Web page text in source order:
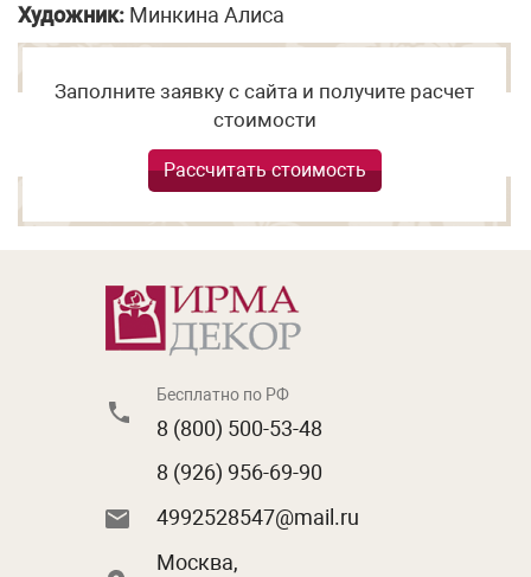
Художник: Минкина Алиса
Заполните заявку с сайта и получите расчет
стоимости
Рассчитать стоимость
Бесплатно по РФ
8 (800) 500-53-48
8 (926) 956-69-90
4992528547@mail.ru
Москва,